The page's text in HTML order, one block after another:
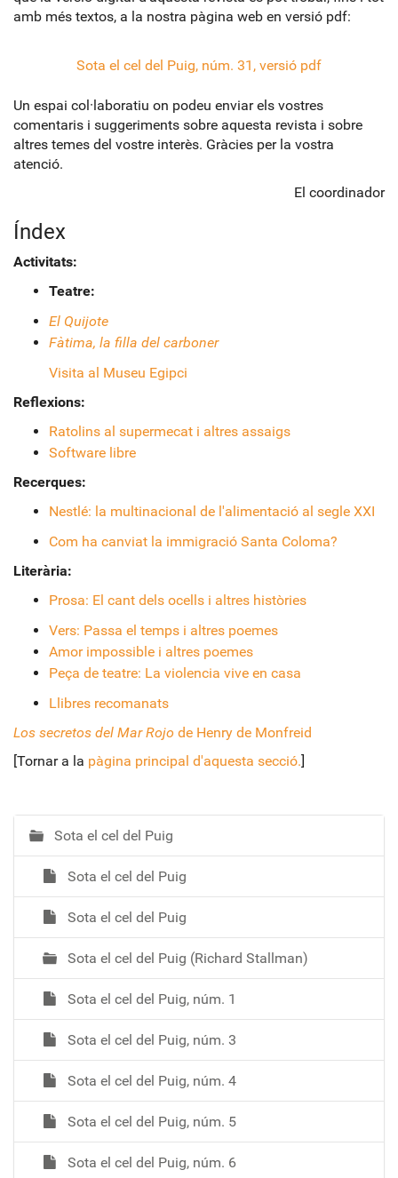
amb més textos, a la nostra pàgina web en versió pdf:
Sota el cel del Puig, núm. 31, versió pdf
Un espai col·laboratiu on podeu enviar els vostres
comentaris i suggeriments sobre aquesta revista i sobre
altres temes del vostre interès. Gràcies per la vostra
atenció.
El coordinador
Índex
Activitats:
Teatre:
El Quijote
Fàtima, la filla del carboner
Visita al Museu Egipci
Reflexions:
Ratolins al supermecat i altres assaigs
Software libre
Recerques:
Nestlé: la multinacional de l'alimentació al segle XXI
Com ha canviat la immigració Santa Coloma?
Literària:
Prosa: El cant dels ocells i altres històries
Vers: Passa el temps i altres poemes
Amor impossible i altres poemes
Peça de teatre: La violencia vive en casa
Llibres recomanats
Los secretos del Mar Rojo de Henry de Monfreid
[Tornar a la pàgina principal d'aquesta secció.]
N
a
e
a
Sota el cel del Puig
Sota el cel del Puig
Sota el cel del Puig
Sota el cel del Puig (Richard Stallman)
Sota el cel del Puig, núm. 1
Sota el cel del Puig, núm. 3
Sota el cel del Puig, núm. 4
Sota el cel del Puig, núm. 5
Sota el cel del Puig, núm. 6